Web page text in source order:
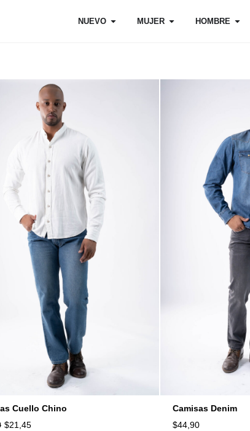
NUEVO MUJER HOMBRE
Cuello Chino
$21,45
Camisas Denim
$44,90